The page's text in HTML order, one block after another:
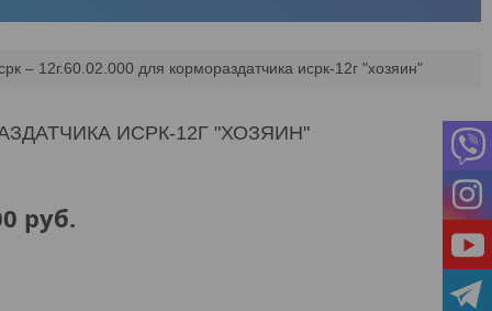
– 12г.60.02.000 для кормораздатчика исрк-12г "хозяин"
ИСРК-12Г "ХОЗЯИН"
руб.